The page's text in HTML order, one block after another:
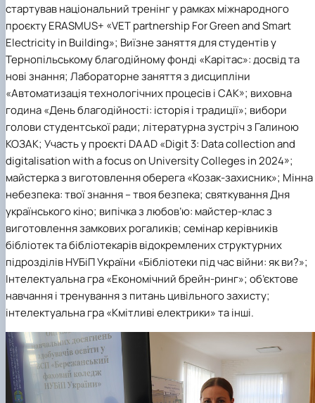
стартував національний тренінг у рамках міжнародного
проєкту ERASMUS+ «VET partnership For Green and Smart
Electricity in Building»; Виїзне заняття для студентів у
Тернопільському благодійному фонді «Карітас»: досвід та
нові знання; Лабораторне заняття з дисципліни
«Автоматизація технологічних процесів і САК»; виховна
година «День благодійності: історія і традиції»; вибори
голови студентської ради; літературна зустріч з Галиною
КОЗАК; Участь у проєкті DAAD «Digit 3: Data collection and
digitalisation with a focus on University Colleges in 2024»;
майстерка з виготовлення оберега «Козак-захисник»; Мінна
небезпека: твої знання – твоя безпека; святкування Дня
українського кіно; випічка з любов’ю: майстер-клас з
виготовлення замкових рогаликів; семінар керівників
бібліотек та бібліотекарів відокремлених структурних
підрозділів НУБіП України «Бібліотеки під час війни: як ви?»;
Інтелектуальна гра «Економічний брейн-ринг»; об’єктове
навчання і тренування з питань цивільного захисту;
інтелектуальна гра «Кмітливі електрики» та інші.